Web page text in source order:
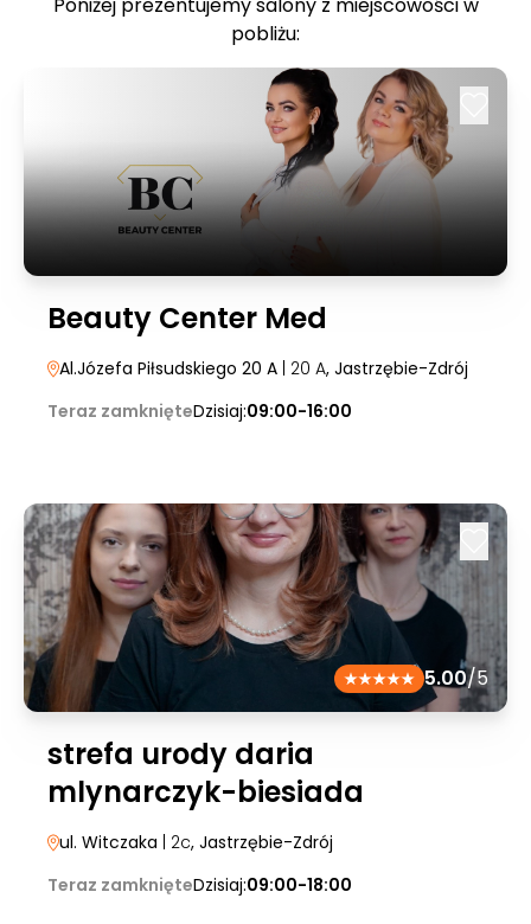
pobliżu:
Beauty Center Med
Al.Józefa Piłsudskiego 20 A | 20 A, Jastrzębie-Zdrój
Teraz zamknięteDzisiaj:09:00-16:00
5.00/5
strefa urody daria
mlynarczyk-biesiada
ul. Witczaka | 2c, Jastrzębie-Zdrój
Teraz zamknięteDzisiaj:09:00-18:00